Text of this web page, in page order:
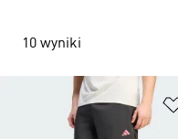
10 wyniki